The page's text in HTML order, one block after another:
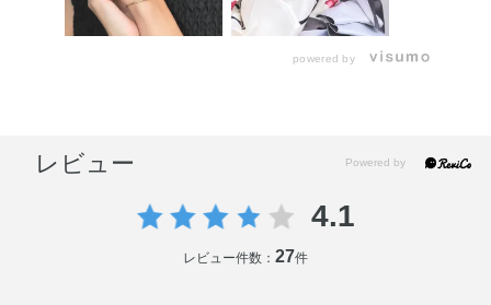
powered by
レビュー
4.1
レビュー件数： 27件